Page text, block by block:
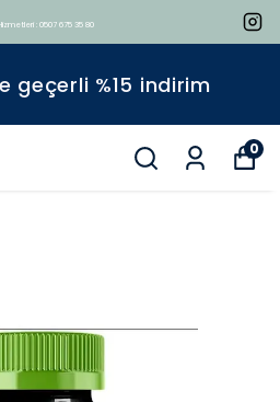
: 0507 675 35 80
geçerli %15 indirim
0